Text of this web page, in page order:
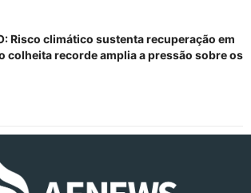
Risco climático sustenta recuperação em
colheita recorde amplia a pressão sobre os